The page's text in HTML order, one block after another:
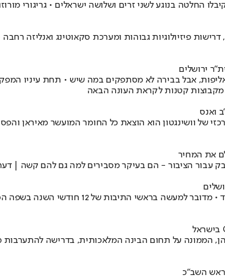
החלטה בנוגע לשני זרים ושלושה ישראלים • גריגורי
דרישות פיזיולוגיות גבוהות ומערכת סקאוטינג
ירושלים
אבל בבירה לא מסתפקים במה שיש • תחת עיניו
מקבוצות קטנות לקראת העונה הבאה
ואנס
של וושינגטון הוא הוצאת כל החומר המועשר מאיראן
את המחיר
עבור הציבור - הם בעיקר מסבירים למה גם להם קשה |
שמו הפרטי המלא של חאסונד גונסאלס
השב"כ